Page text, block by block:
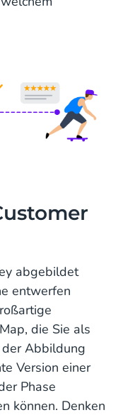
abgebildet
entwerfen
die Sie als
Abbildung
Version einer
Phase
können. Denken